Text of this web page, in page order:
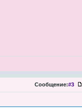
Сообщение:#3